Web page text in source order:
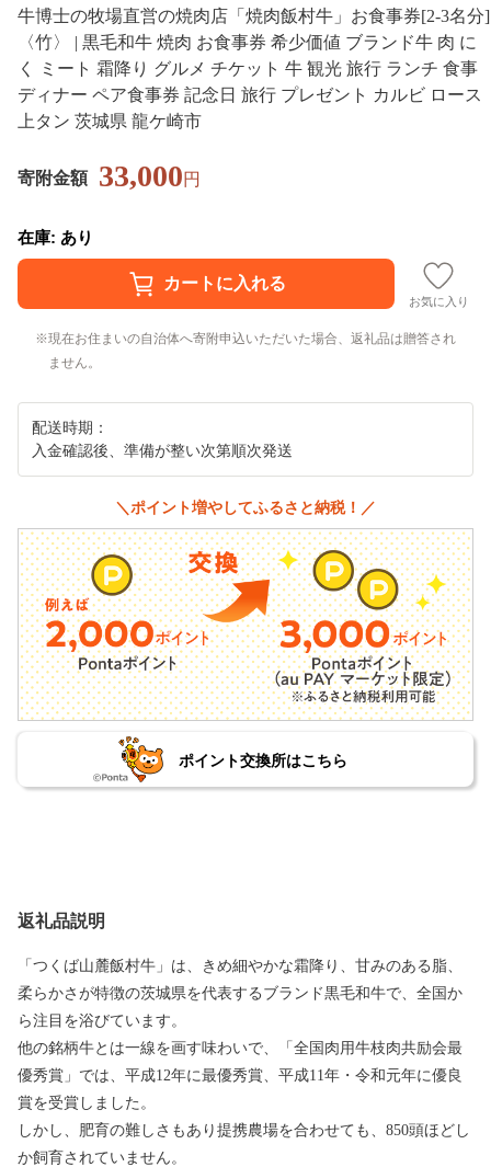
牛博士の牧場直営の焼肉店「焼肉飯村牛」お食事券[2-3名分]
〈竹〉 | 黒毛和牛 焼肉 お食事券 希少価値 ブランド牛 肉 に
く ミート 霜降り グルメ チケット 牛 観光 旅行 ランチ 食事
ディナー ペア食事券 記念日 旅行 プレゼント カルビ ロース
上タン 茨城県 龍ケ崎市
寄附金額 33,000円
在庫: あり
お気に入り
現在お住まいの自治体へ寄附申込いただいた場合、返礼品は贈答され
ません。
配送時期：
入金確認後、準備が整い次第順次発送
＼ポイント増やしてふるさと納税！／
ポイント交換所はこちら
返礼品説明
「つくば山麓飯村牛」は、きめ細やかな霜降り、甘みのある脂、
柔らかさが特徴の茨城県を代表するブランド黒毛和牛で、全国か
ら注目を浴びています。
他の銘柄牛とは一線を画す味わいで、「全国肉用牛枝肉共励会最
優秀賞」では、平成12年に最優秀賞、平成11年・令和元年に優良
賞を受賞しました。
しかし、肥育の難しさもあり提携農場を合わせても、850頭ほどし
か飼育されていません。